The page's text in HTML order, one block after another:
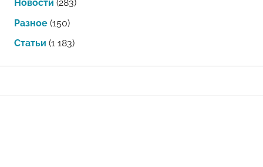
Новости (283)
Разное (150)
Статьи (1 183)